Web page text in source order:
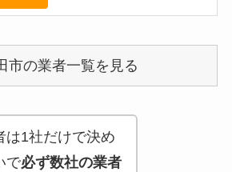
市の業者一覧を見る
は1社だけで決め
で必ず数社の業者